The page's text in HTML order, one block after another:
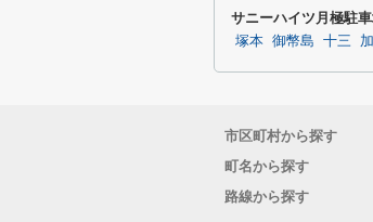
サニーハイツ月極駐
塚本 御幣島 十三
市区町村から探す
町名から探す
路線から探す